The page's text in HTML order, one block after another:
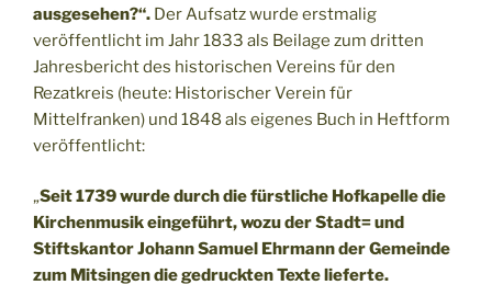
ausgesehen?“. Der Aufsatz wurde erstmalig
veröffentlicht im Jahr 1833 als Beilage zum dritten
Jahresbericht des historischen Vereins für den
Rezatkreis (heute: Historischer Verein für
Mittelfranken) und 1848 als eigenes Buch in Heftform
veröffentlicht:
„Seit 1739 wurde durch die fürstliche Hofkapelle die
Kirchenmusik eingeführt, wozu der Stadt= und
Stiftskantor Johann Samuel Ehrmann der Gemeinde
zum Mitsingen die gedruckten Texte lieferte.